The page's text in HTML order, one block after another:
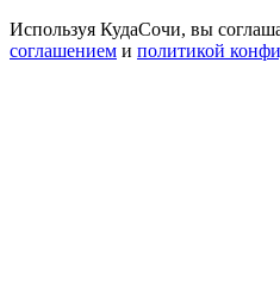
Используя КудаСочи, вы
соглашением и политикой